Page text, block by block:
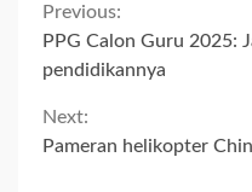
Continue
Reading
Previous:
PPG Calon Guru 2025:
pendidikannya
Next:
Pameran helikopter